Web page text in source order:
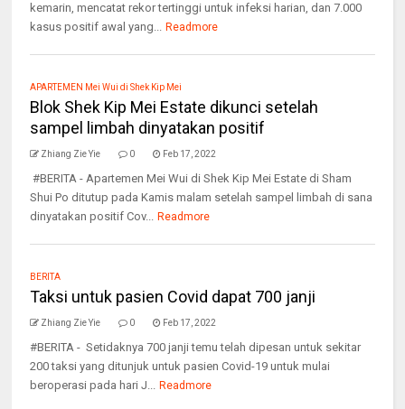
kemarin, mencatat rekor tertinggi untuk infeksi harian, dan 7.000
kasus positif awal yang... Readmore
APARTEMEN Mei Wui di Shek Kip Mei
Blok Shek Kip Mei Estate dikunci setelah
sampel limbah dinyatakan positif
Zhiang Zie Yie 0 Feb 17, 2022
#BERITA - Apartemen Mei Wui di Shek Kip Mei Estate di Sham
Shui Po ditutup pada Kamis malam setelah sampel limbah di sana
dinyatakan positif Cov... Readmore
BERITA
Taksi untuk pasien Covid dapat 700 janji
Zhiang Zie Yie 0 Feb 17, 2022
#BERITA - Setidaknya 700 janji temu telah dipesan untuk sekitar
200 taksi yang ditunjuk untuk pasien Covid-19 untuk mulai
beroperasi pada hari J... Readmore